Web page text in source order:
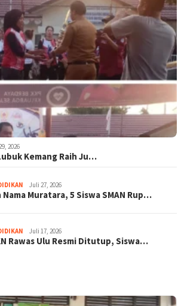
2026
Kemang Raih Ju…
Juli 27, 2026
Nama Muratara, 5 Siswa SMAN Rup…
Juli 17, 2026
Rawas Ulu Resmi Ditutup, Siswa…